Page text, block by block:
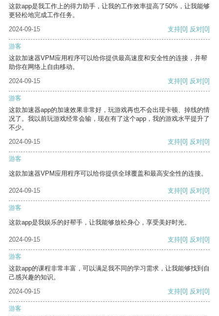
这款app是我工作上的得力助手，让我的工作效率提高了50%，让我能够
更轻松地完成工作任务。
2024-09-15
支持[0] 反对[0]
游客
这款加速器VPM应用程序可以给你提供最高速度和安全性的连接，并帮
助你在网络上自由移动。
2024-09-15
支持[0] 反对[0]
游客
这款加速器app的加速效果非常好，玩游戏再也不会出现卡顿、掉线的情
况了。我以前玩游戏经常会输，现在有了这个app，我的游戏水平提升了
不少。
2024-09-15
支持[0] 反对[0]
游客
这款加速器VPM应用程序可以给你提供全球覆盖和最高安全性的连接。
2024-09-15 支持[0] 反对[0]
游客
这款app是我娱乐的好帮手，让我能够放松身心，享受美好时光。
2024-09-15 支持[0] 反对[0]
游客
这款app的课程非常丰富，可以满足我不同的学习需求，让我能够找到自
己感兴趣的知识。
2024-09-15
支持[0] 反对[0]
游客